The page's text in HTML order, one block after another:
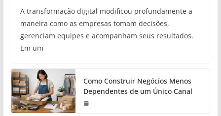
A transformação digital modificou profundamente a
maneira como as empresas tomam decisões,
gerenciam equipes e acompanham seus resultados.
Em um
Como Construir Negócios Menos
Dependentes de um Único Canal